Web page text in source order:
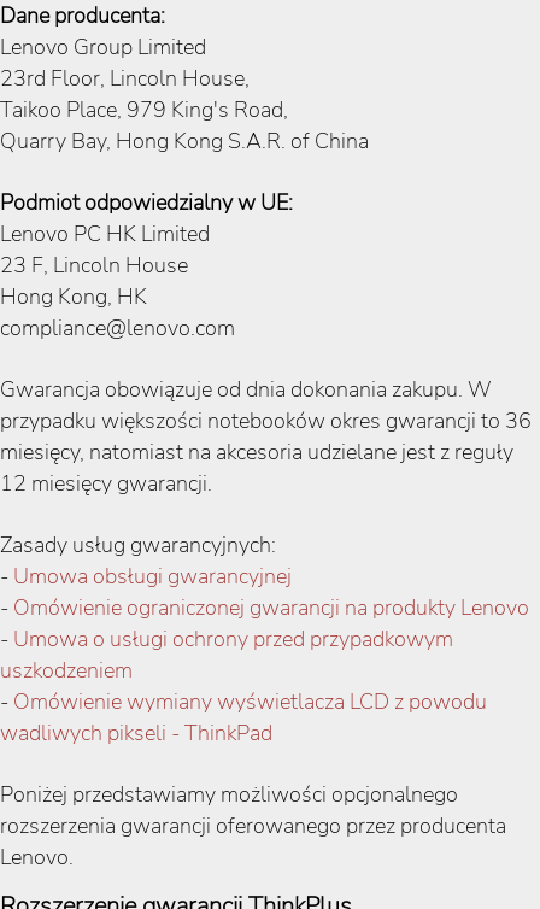
Dane producenta:
Lenovo Group Limited
23rd Floor, Lincoln House,
Taikoo Place, 979 King's Road,
Quarry Bay, Hong Kong S.A.R. of China
Podmiot odpowiedzialny w UE:
Lenovo PC HK Limited
23 F, Lincoln House
Hong Kong, HK
compliance@lenovo.com
Gwarancja obowiązuje od dnia dokonania zakupu. W
przypadku większości notebooków okres gwarancji to 36
miesięcy, natomiast na akcesoria udzielane jest z reguły
12 miesięcy gwarancji.
Zasady usług gwarancyjnych:
- Umowa obsługi gwarancyjnej
- Omówienie ograniczonej gwarancji na produkty Lenovo
- Umowa o usługi ochrony przed przypadkowym
uszkodzeniem
- Omówienie wymiany wyświetlacza LCD z powodu
wadliwych pikseli - ThinkPad
Poniżej przedstawiamy możliwości opcjonalnego
rozszerzenia gwarancji oferowanego przez producenta
Lenovo.